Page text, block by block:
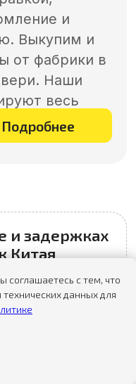
соглашаетесь с тем, что
данных для